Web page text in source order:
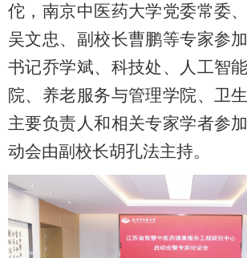
佗，南京中医药大学党委常委
吴文忠、副校长曹鹏等专家参
书记乔学斌、科技处、人工智
院、养老服务与管理学院、卫
主要负责人和相关专家学者参
动会由副校长胡孔法主持。